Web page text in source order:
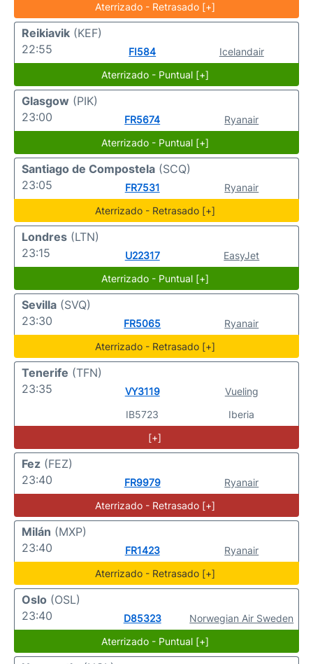
Aterrizado - Retrasado [+]
Reikiavik (KEF)
22:55
FI584
Icelandair
Aterrizado - Puntual [+]
Glasgow (PIK)
23:00
FR5674
Ryanair
Aterrizado - Puntual [+]
Santiago de Compostela (SCQ)
23:05
FR7531
Ryanair
Aterrizado - Retrasado [+]
Londres (LTN)
23:15
U22317
EasyJet
Aterrizado - Puntual [+]
Sevilla (SVQ)
23:30
FR5065
Ryanair
Aterrizado - Retrasado [+]
Tenerife (TFN)
23:35
VY3119
IB5723
Vueling
Iberia
[+]
Fez (FEZ)
23:40
FR9979
Ryanair
Aterrizado - Retrasado [+]
Milán (MXP)
23:40
FR1423
Ryanair
Aterrizado - Retrasado [+]
Oslo (OSL)
23:40
D85323
Norwegian Air Sweden
Aterrizado - Puntual [+]